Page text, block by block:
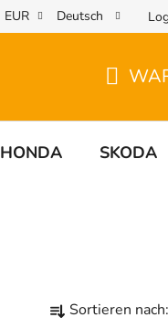
EUR Deutsch
HONDA SKODA
r
Sortieren nach: